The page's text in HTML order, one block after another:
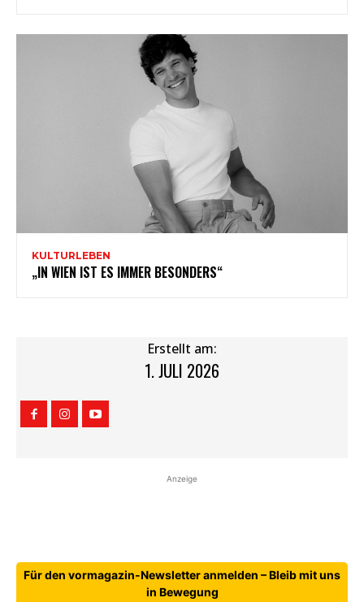
KULTURLEBEN
„IN WIEN IST ES IMMER BESONDERS“
Erstellt am:
1. JULI 2026
Anzeige
Für den vormagazin-Newsletter anmelden – Bleib mit uns
in Bewegung